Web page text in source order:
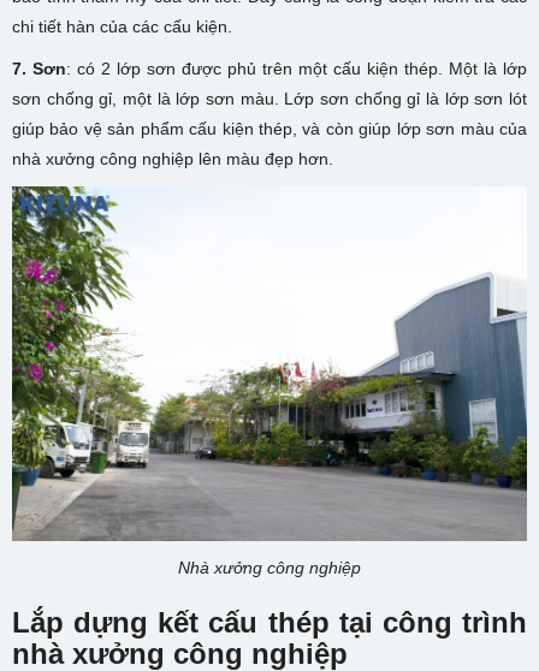
chi tiết hàn của các cấu kiện.
7. Sơn: có 2 lớp sơn được phủ trên một cấu kiện thép. Một là lớp
sơn chống gỉ, một là lớp sơn màu. Lớp sơn chống gỉ là lớp sơn lót
giúp bảo vệ sản phẩm cấu kiện thép, và còn giúp lớp sơn màu của
nhà xưởng công nghiệp lên màu đẹp hơn.
Nhà xưởng công nghiệp
Lắp dựng kết cấu thép tại công trình
nhà xưởng công nghiệp